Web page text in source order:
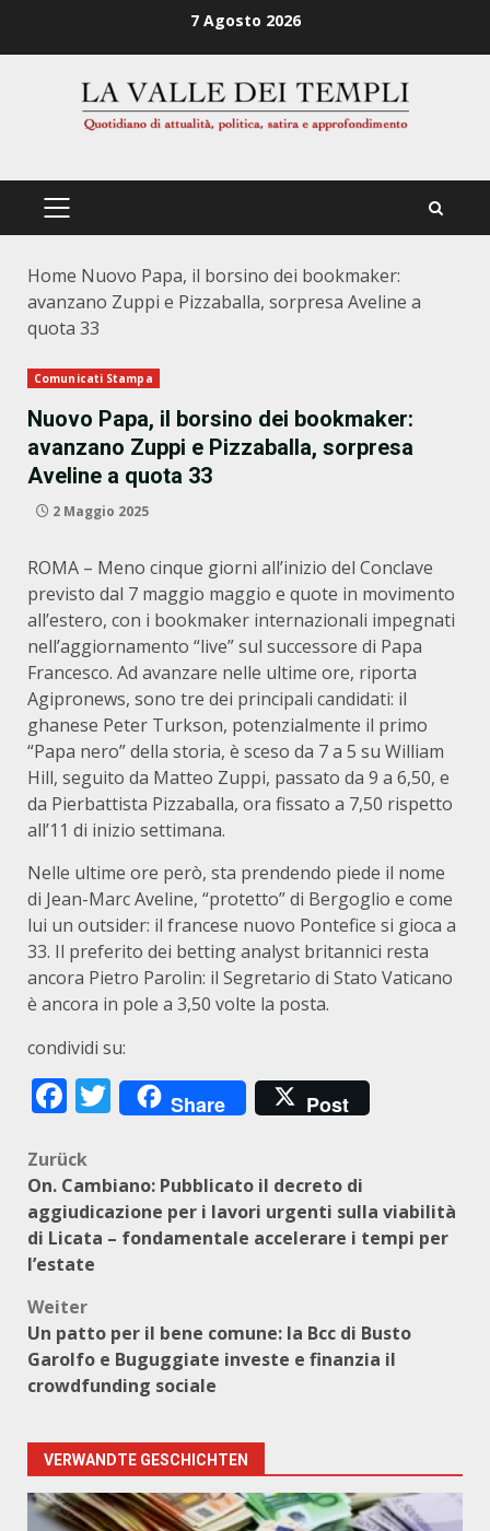
7 Agosto 2026
PRIMÄRES
Home Nuovo Papa, il borsino dei bookmaker:
avanzano Zuppi e Pizzaballa, sorpresa Aveline a
quota 33
Comunicati Stampa
Nuovo Papa, il borsino dei bookmaker:
avanzano Zuppi e Pizzaballa, sorpresa
Aveline a quota 33
2 Maggio 2025
ROMA – Meno cinque giorni all’inizio del Conclave
previsto dal 7 maggio maggio e quote in movimento
all’estero, con i bookmaker internazionali impegnati
nell’aggiornamento “live” sul successore di Papa
Francesco. Ad avanzare nelle ultime ore, riporta
Agipronews, sono tre dei principali candidati: il
ghanese Peter Turkson, potenzialmente il primo
“Papa nero” della storia, è sceso da 7 a 5 su William
Hill, seguito da Matteo Zuppi, passato da 9 a 6,50, e
da Pierbattista Pizzaballa, ora fissato a 7,50 rispetto
all’11 di inizio settimana.
Nelle ultime ore però, sta prendendo piede il nome
di Jean-Marc Aveline, “protetto” di Bergoglio e come
lui un outsider: il francese nuovo Pontefice si gioca a
33. Il preferito dei betting analyst britannici resta
ancora Pietro Parolin: il Segretario di Stato Vaticano
è ancora in pole a 3,50 volte la posta.
condividi su:
Facebook
Twitter
Share Post
Beitragsnavigation
Zurück
On. Cambiano: Pubblicato il decreto di
aggiudicazione per i lavori urgenti sulla viabilità
di Licata – fondamentale accelerare i tempi per
l’estate
Weiter
Un patto per il bene comune: la Bcc di Busto
Garolfo e Buguggiate investe e finanzia il
crowdfunding sociale
VERWANDTE GESCHICHTEN